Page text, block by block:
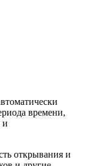
времени,
и
открывания и